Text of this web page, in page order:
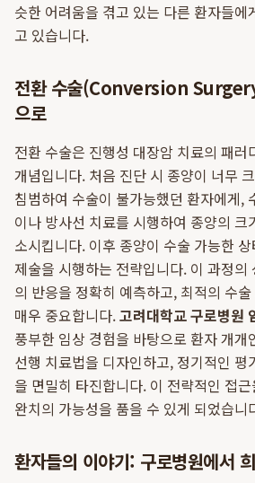
슷한 어려움을 겪고 있는 다른 환자들에
고 있습니다.
전환 수술(Conversion
으로
전환 수술은 진행성 대장암 치료의 패러
개념입니다. 처음 진단 시 종양이 너무
침범하여 수술이 불가능했던 환자에게,
이나 방사선 치료를 시행하여 종양의 크
소시킵니다. 이후 종양이 수술 가능한
제술을 시행하는 전략입니다. 이 과정의
의 반응을 정확히 예측하고, 최적의 수
매우 중요합니다.고려대학교 구로병원
풍부한 임상 경험을 바탕으로 환자 개개
선행 치료법을 디자인하고, 정기적인 평
을 면밀히 타진합니다. 이 전략적인 접
완치의 가능성을 품을 수 있게 되었습니
환자들의 이야기: 구로병원에서